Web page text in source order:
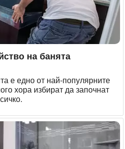
на банята
е едно от най-популярните
хора избират да започнат